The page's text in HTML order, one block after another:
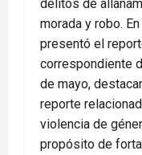
delitos de
morada y robo.
presentó el
correspondiente
de mayo,
reporte
violencia de
propósito de